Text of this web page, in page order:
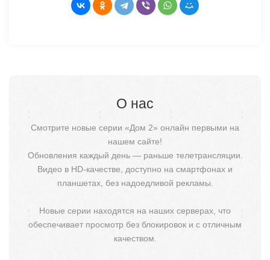
О нас
Смотрите новые серии «Дом 2» онлайн первыми на
нашем сайте!
Обновления каждый день — раньше телетрансляции.
Видео в HD-качестве, доступно на смартфонах и
планшетах, без надоедливой рекламы.
Новые серии находятся на наших серверах, что
обеспечивает просмотр без блокировок и с отличным
качеством.